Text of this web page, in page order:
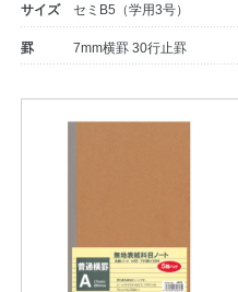
サイズ セミB5（学用3号）
罫 7mm横罫 30行止罫